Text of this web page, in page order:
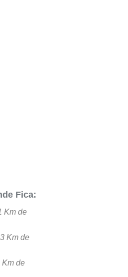
Fica:
Km de
3 Km de
Km de